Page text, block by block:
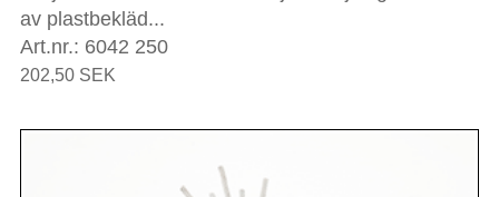
av plastbekläd...
Art.nr.: 6042 250
202,50 SEK